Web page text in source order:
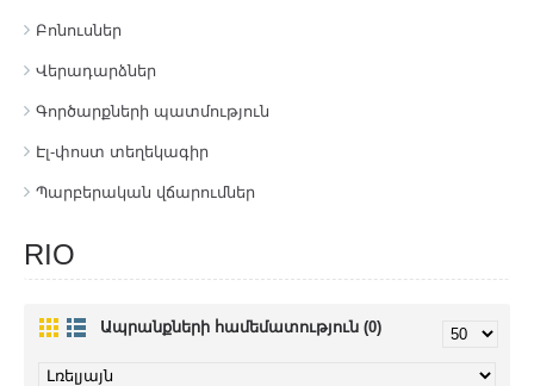
Բոնուսներ
Վերադարձներ
Գործարքների պատմություն
Էլ-փոստ տեղեկագիր
Պարբերական վճարումներ
RIO
Ապրանքների համեմատություն (0)